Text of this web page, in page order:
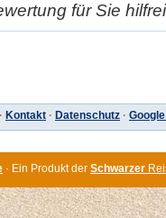
für Sie
· Kontakt · Datenschutz ·
· Ein Produkt der Schwarzer